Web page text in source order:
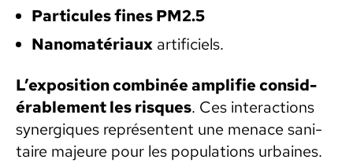
Par­tic­ules fines PM2.5
Nanomatéri­aux arti­fi­ciels.
L’exposition com­binée ampli­fie con­sid­
érable­ment les risques. Ces inter­ac­tions
syn­ergiques représen­tent une men­ace san­i­
taire majeure pour les pop­u­la­tions urbaines.